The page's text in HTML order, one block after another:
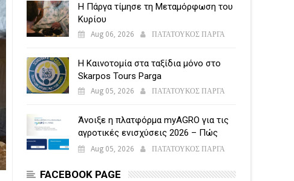
Η Πάργα τίμησε τη Μεταμόρφωση του
Κυρίου
Aug 06, 2026 ΠΑΤΑΤΟΥΚΟΣ ΠΑΡΓΑ
Η Καινοτομία στα ταξίδια μόνο στο
Skarpos Tours Parga
Aug 05, 2026 ΠΑΤΑΤΟΥΚΟΣ ΠΑΡΓΑ
Άνοιξε η πλατφόρμα myAGRO για τις
αγροτικές ενισχύσεις 2026 – Πώς
υποβάλλεται η Ενιαία Αίτηση
Aug 05, 2026 ΠΑΤΑΤΟΥΚΟΣ ΠΑΡΓΑ
FACEBOOK PAGE